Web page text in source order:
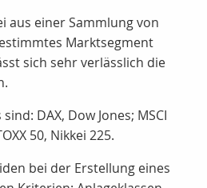
aus einer Sammlung von
Marktsegment
sich sehr verlässlich die
DAX, Dow Jones; MSCI
50, Nikkei 225.
bei der Erstellung eines